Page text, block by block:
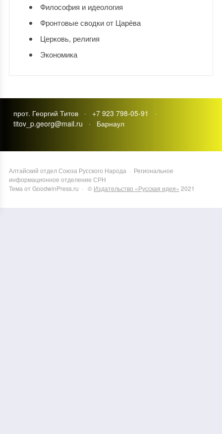
Философия и идеология
Фронтовые сводки от Царёва
Церковь, религия
Экономика
прот. Георгий Титов · +7 923 798-05-91 ·
titov_p.georg@mail.ru · Барнаул
Алтайский отдел Союза Русского Народа · Региональное
информационное отделение СРН
Тема от GoodwinPress.ru · © Издательство «Русская идея» 2021